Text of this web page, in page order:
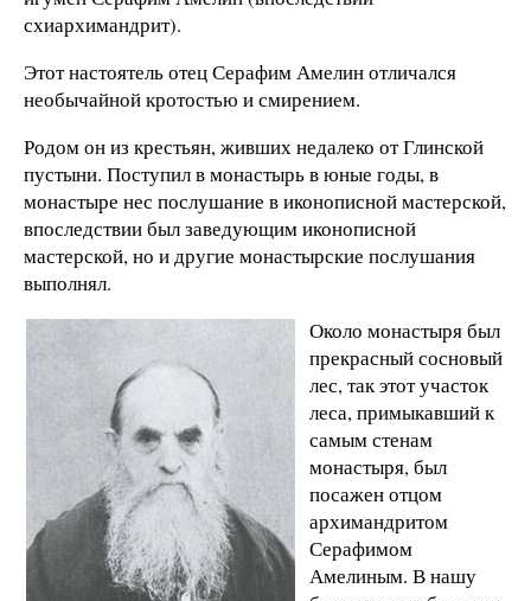
схиархимандрит).
Этот настоятель отец Серафим Амелин отличался
необычайной кротостью и смирением.
Родом он из крестьян, живших недалеко от Глинской
пустыни. Поступил в монастырь в юные годы, в
монастыре нес послушание в иконописной мастерской,
впоследствии был заведующим иконописной
мастерской, но и другие монастырские послушания
выполнял.
Около монастыря был
прекрасный сосновый
лес, так этот участок
леса, примыкавший к
самым стенам
монастыря, был
посажен отцом
архимандритом
Серафимом
Амелиным. В нашу